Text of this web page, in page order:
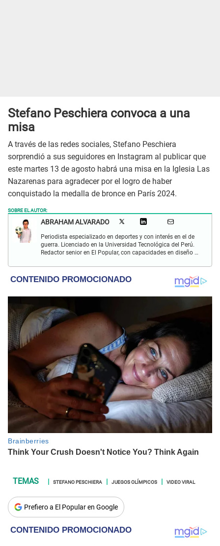
Stefano Peschiera convoca a una
misa
A través de las redes sociales, Stefano Peschiera
sorprendió a sus seguidores en Instagram al publicar que
este martes 13 de agosto habrá una misa en la Iglesia Las
Nazarenas para agradecer por el logro de haber
conquistado la medalla de bronce en París 2024.
SOBRE EL AUTOR:
ABRAHAM ALVARADO
Periodista especializado en deportes y con interés en el de
guerra. Licenciado en la Universidad Tecnológica del Perú.
Redactor senior en El Popular, con capacidades en diseño y
cultural.
STEFANO PESCHIERA JUEGOS OLÍMPICOS VIDEO VIRAL
Prefiero a El Popular en Google